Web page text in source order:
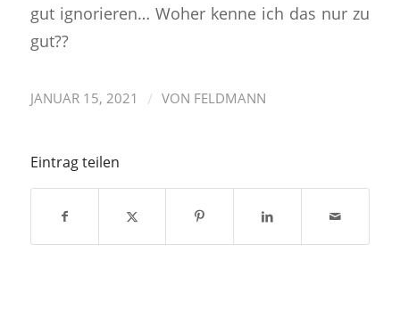
gut ignorieren… Woher kenne ich das nur zu
gut??
JANUAR 15, 2021 / VON FELDMANN
Eintrag teilen